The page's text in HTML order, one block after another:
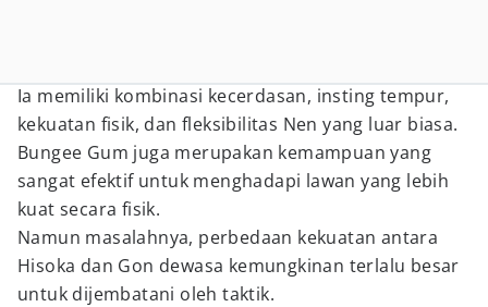
Ia memiliki kombinasi kecerdasan, insting tempur,
kekuatan fisik, dan fleksibilitas Nen yang luar biasa.
Bungee Gum juga merupakan kemampuan yang
sangat efektif untuk menghadapi lawan yang lebih
kuat secara fisik.
Namun masalahnya, perbedaan kekuatan antara
Hisoka dan Gon dewasa kemungkinan terlalu besar
untuk dijembatani oleh taktik.